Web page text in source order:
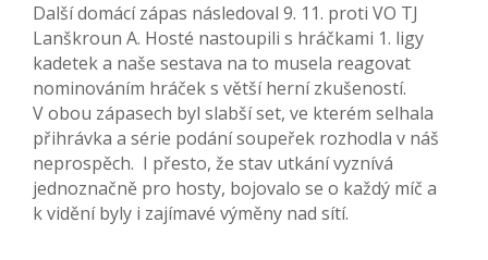
Další domácí zápas následoval 9. 11. proti VO TJ
Lanškroun A. Hosté nastoupili s hráčkami 1. ligy
kadetek a naše sestava na to musela reagovat
nominováním hráček s větší herní zkušeností.
V obou zápasech byl slabší set, ve kterém selhala
přihrávka a série podání soupeřek rozhodla v náš
neprospěch. I přesto, že stav utkání vyznívá
jednoznačně pro hosty, bojovalo se o každý míč a
k vidění byly i zajímavé výměny nad sítí.